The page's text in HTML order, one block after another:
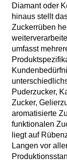
Diamant oder
hinaus stellt
Zuckerrüben
umfasst
Puderzucker,
Zucker,
aromatisierte
funktionalen
liegt auf
Langen vor